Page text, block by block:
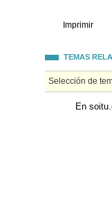
Imprimir
TEMAS
Selección de
En